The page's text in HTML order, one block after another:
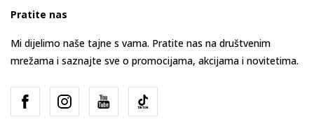
Pratite nas
Mi dijelimo naše tajne s vama. Pratite nas na društvenim
mrežama i saznajte sve o promocijama, akcijama i novitetima.